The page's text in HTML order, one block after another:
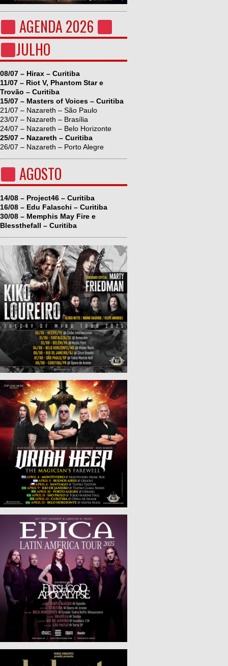
AGENDA 2026
JULHO
08/07 – Hirax – Curitiba
11/07 – Riot V, Phantom Star e
Trovão – Curitiba
15/07 – Masters of Voices – Curitiba
21/07 – Nazareth – São Paulo
23/07 – Nazareth – Brasília
24/07 – Nazareth – Belo Horizonte
25/07 – Nazareth – Curitiba
26/07 – Nazareth – Porto Alegre
AGOSTO
14/08 – Project46 – Curitiba
16/08 – Edu Falaschi – Curitiba
30/08 – Memphis May Fire e
Blessthefall – Curitiba